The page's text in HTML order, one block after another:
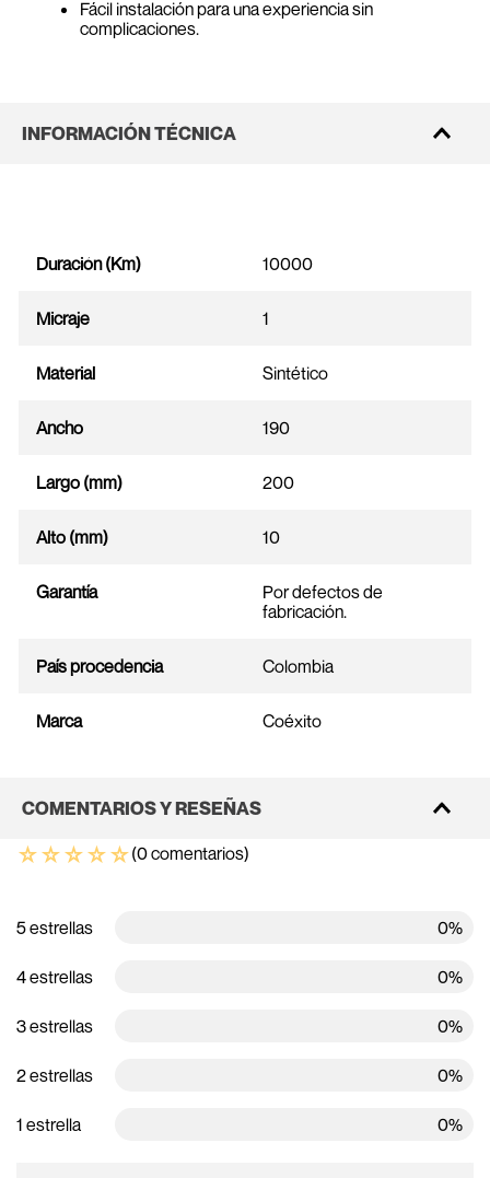
complicaciones.
INFORMACIÓN TÉCNICA
Duración (Km) 10000
Micraje 1
Material Sintético
Ancho 190
Largo (mm) 200
Alto (mm) 10
Garantía
Por defectos de
fabricación.
País procedencia Colombia
Marca Coéxito
COMENTARIOS Y RESEÑAS
☆☆☆☆☆(0 comentarios)
5 estrellas 0%
4 estrellas 0%
3 estrellas 0%
2 estrellas 0%
1 estrella 0%